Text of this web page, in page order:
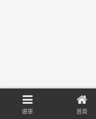
選單 首頁